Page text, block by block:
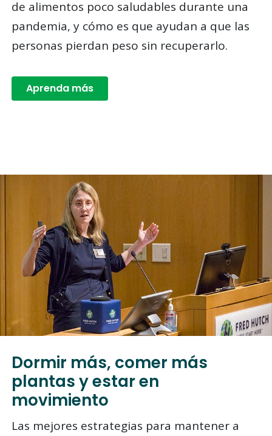
de alimentos poco saludables durante una
pandemia, y cómo es que ayudan a que las
personas pierdan peso sin recuperarlo.
Aprenda más
Dormir más, comer más
plantas y estar en
movimiento
Las mejores estrategias para mantener a